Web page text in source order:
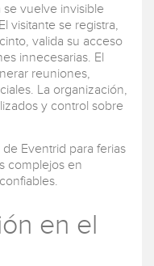
vuelve invisible
visitante se registra,
valida su acceso
innecesarias. El
reuniones,
La organización,
y control sobre
Eventrid para ferias
complejos en
en el